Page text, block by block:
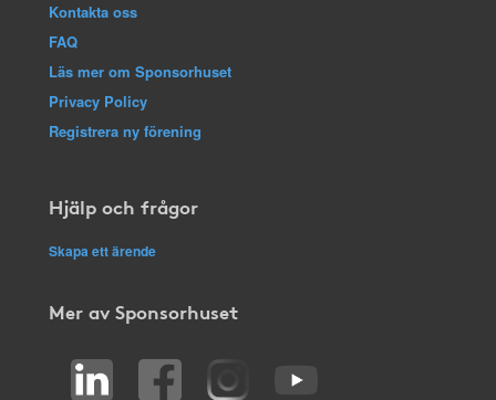
Kontakta oss
FAQ
Läs mer om Sponsorhuset
Privacy Policy
Registrera ny förening
Hjälp och frågor
Skapa ett ärende
Mer av Sponsorhuset